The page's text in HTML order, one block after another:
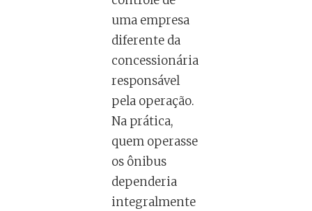
uma empresa
diferente da
concessionária
responsável
pela operação.
Na prática,
quem operasse
os ônibus
dependeria
integralmente